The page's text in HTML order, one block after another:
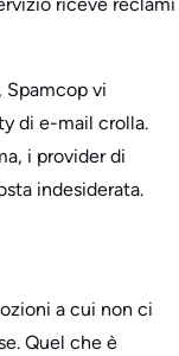
riceve reclami
vi
di e-mail crolla.
i provider di
indesiderata.
a cui non ci
Quel che è